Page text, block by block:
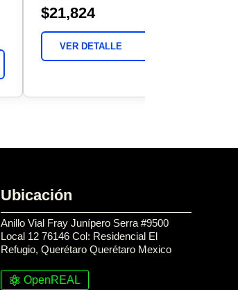
$21,824
VER DETALLE
Ubicación
Anillo Vial Fray Junípero Serra #9500
Local 12 76146 Col: Residencial El
Refugio, Querétaro Querétaro Mexico
OpenREAL